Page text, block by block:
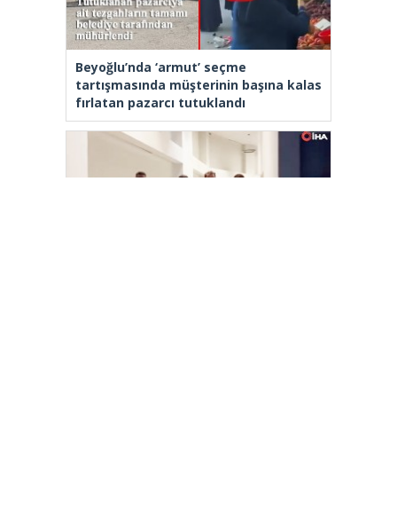
Beyoğlu’nda ‘armut’ seçme
tartışmasında müşterinin başına kalas
fırlatan pazarcı tutuklandı